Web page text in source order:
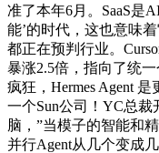
准了本年6月。SaaS是
能’的时代，这也意味
都正在预判行业。
暴涨2.5倍，指向了统
疯狂，Hermes Agent
一个Sun公司！YC总
脑，”当模子的智能和
并行Agent从几个变成